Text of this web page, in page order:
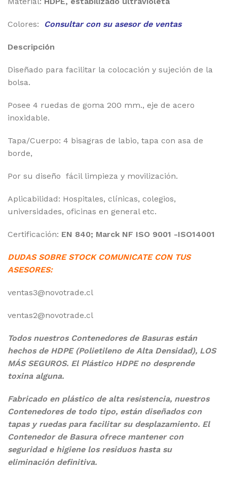
Colores: Consultar con su asesor de ventas
Descripción
Diseñado para facilitar la colocación y sujeción de la
bolsa.
Posee 4 ruedas de goma 200 mm., eje de acero
inoxidable.
Tapa/Cuerpo: 4 bisagras de labio, tapa con asa de
borde,
Por su diseño fácil limpieza y movilización.
Aplicabilidad: Hospitales, clínicas, colegios,
universidades, oficinas en general etc.
Certificación: EN 840; Marck NF ISO 9001 -ISO14001
DUDAS SOBRE STOCK COMUNICATE CON TUS
ASESORES:
ventas3@novotrade.cl
ventas2@novotrade.cl
Todos nuestros Contenedores de Basuras están
hechos de HDPE (Polietileno de Alta Densidad), LOS
MÁS SEGUROS. El Plástico HDPE no desprende
toxina alguna.
Fabricado en plástico de alta resistencia, nuestros
Contenedores de todo tipo, están diseñadoscon
tapas y ruedas para facilitar su desplazamiento. El
Contenedor de Basura ofrece mantener con
seguridad e higiene los residuos hasta su
eliminación definitiva.